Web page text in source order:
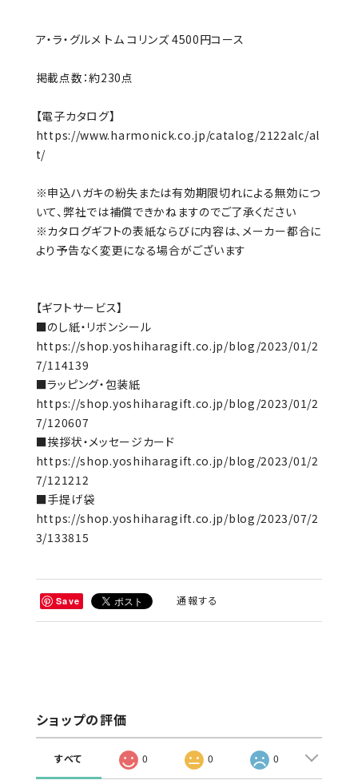
ア・ラ・グルメ トム コリンズ 4500円コース
掲載点数：約230点
【電子カタログ】
https://www.harmonick.co.jp/catalog/2122alc/al
t/
※申込ハガキの紛失または有効期限切れによる無効につ
いて、弊社では補償できかねますのでご了承ください
※カタログギフトの表紙ならびに内容は、メーカー都合に
より予告なく変更になる場合がございます
【ギフトサービス】
■のし紙・リボンシール
https://shop.yoshiharagift.co.jp/blog/2023/01/2
7/114139
■ラッピング・包装紙
https://shop.yoshiharagift.co.jp/blog/2023/01/2
7/120607
■挨拶状・メッセージカード
https://shop.yoshiharagift.co.jp/blog/2023/01/2
7/121212
■手提げ袋
https://shop.yoshiharagift.co.jp/blog/2023/07/2
3/133815
Save 通報する
ショップの評価
すべて 0 0 0